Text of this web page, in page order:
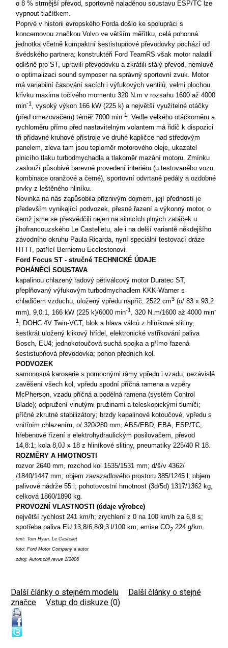
o 8 % strmější převod, sportovně naladěnou soustavu ESP/TC lze
vypnout tlačítkem.
Poprvé v historii evropského Forda došlo ke spolupráci s
koncernovou značkou Volvo ve větším měřítku, celá pohonná
jednotka včetně kompaktní šestistupňové převodovky pochází od
švédského partnera; konstruktéři Ford TeamRS však motor naladili
odlišně pro ST, upravili převodovku a zkrátili stálý převod, nemluvě
o optimalizaci sound symposer na správný sportovní zvuk. Motor
má variabilní časování sacích i výfukových ventilů, velmi plochou
křivku maxima točivého momentu 320 N.m v rozsahu 1600 až 4000
min-1 , vysoký výkon 166 kW (225 k) a největší využitelné otáčky
(před omezovačem) téměř 7000 min-1
. Vedle velkého otáčkoměru a
rychloměru přímo před nastavitelným volantem má řidič k dispozici
tři přídavné kruhové přístroje ve druhé kapličce nad středovým
panelem, zleva tam jsou teploměr motorového oleje, ukazatel
plnicího tlaku turbodmychadla a tlakoměr mazání motoru. Zmínku
zaslouží působivé barevné provedení interiéru (u testovaného vozu
kombinace oranžové a černé), sportovní odvrtané pedály a ozdobné
prvky z leštěného hliníku.
Novinka na nás zapůsobila příznivým dojmem, její předností je
především vynikající podvozek, přesné řazení a výkonný motor, o
čemž jsme se přesvědčili nejen na silnicích plných zatáček u
jihofrancouzského Le Castelletu, ale i na delší variantě někdejšího
závodního okruhu Paula Ricarda, nyní speciální testovací dráze
HTTT, patřící Berniemu Ecclestonovi.
Ford Focus ST - stručné TECHNICKÉ ÚDAJE
POHÁNĚCÍ SOUSTAVA
kapalinou chlazený řadový pětiválcový motor Duratec ST,
přeplňovaný výfukovým turbodmychadlem KKK-Warner s
chladičem vzduchu, uložený vpředu napříč; 2522 cm3 (o/ 83 x 93,2
mm), 9,0:1, 166 kW (225 k)/6000 min-1 , 320 N.m/1600 až 4000 min-
1 ; DOHC 4V Twin-VCT, blok a hlava válců z hliníkové slitiny,
šestkrát uložený klikový hřídel, elektronické vstřikování paliva
Bosch, EU4; jednokotoučová suchá spojka a přímo řazená
šestistupňová převodovka; pohon předních kol.
PODVOZEK
samonosná karoserie s pomocnými rámy vpředu i vzadu; nezávislé
zavěšení všech kol, vpředu spodní příčná ramena a vzpěry
McPherson, vzadu příčná a podélná ramena (systém Control
Blade); odpružení vinutými pružinami a teleskopickými tlumiči;
příčné zkrutné stabilizátory; brzdy kapalinové kotoučové, vpředu s
vnitřním chlazením, o/ 320/280 mm, ABS/EBD, EBA, ESP/TC,
hřebenové řízení s elektrohydraulickým posilovačem, převod
14,8:1; kola 8,0J x 18 z hliníkové slitiny, pneumatiky 225/40 R 18.
ROZMĚRY A HMOTNOSTI
rozvor 2640 mm, rozchod kol 1535/1531 mm; d/š/v 4362/
/1840/1447 mm; objem zavazadlového prostoru 385/1245 l; objem
palivové nádrže 55 l; pohotovostní hmotnost (3d/5d) 1317/1362 kg,
celková 1860/1890 kg.
PROVOZNÍ VLASTNOSTI (údaje výrobce)
největší rychlost 241 km/h; zrychlení z 0 na 100 km/h za 6,8 s;
spotřeba paliva EU 13,8/6,8/9,3 l/100 km; emise CO2 224 g/km.
text: Tom Hyan, Le Castellet
foto: Ford Motor Company a autor
zdroj: Automobil revue 1/2006
Další články o stejném modelu
Další články o stejné
značce
Vstup do diskuze (0)